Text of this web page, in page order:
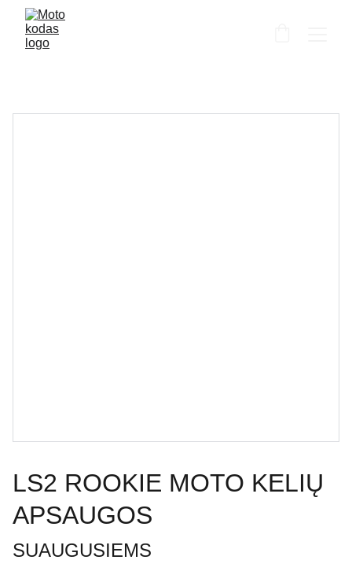
LS2 ROOKIE MOTO KELIŲ
APSAUGOS
SUAUGUSIEMS